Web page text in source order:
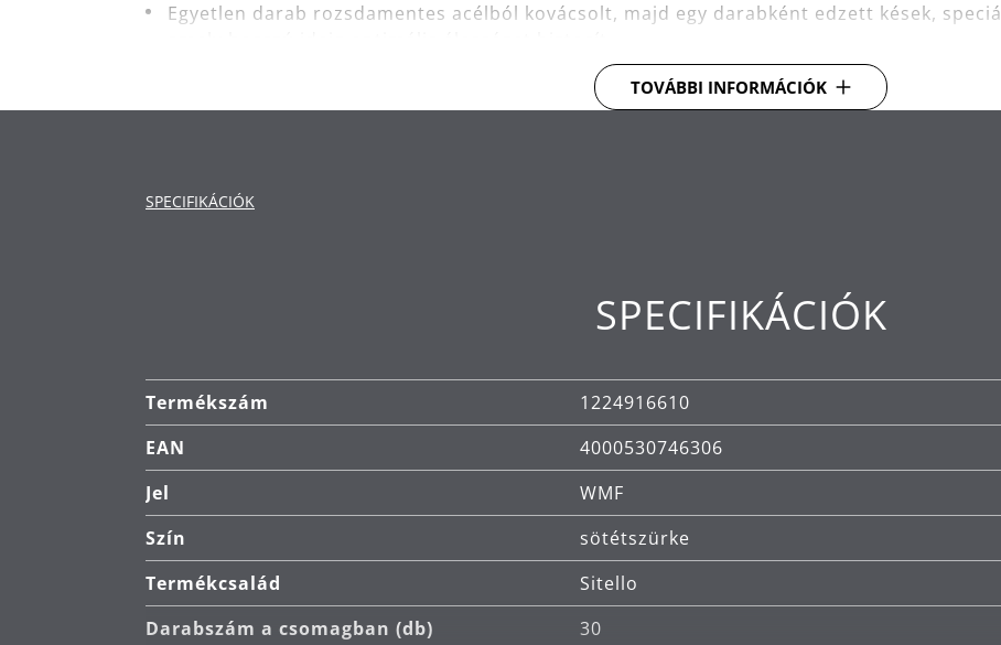
Egyetlen darab rozsdamentes acélból kovácsolt, majd egy darabként edzett kések,
Fényűző evőeszköztartó dobozzal a megbízható és praktikus tároláshoz.
TOVÁBBI INFORMÁCIÓK
SPECIFIKÁCIÓK
SPECIFIKÁCIÓK
Termékszám
1224916610
EAN
4000530746306
Jel
WMF
Szín
sötétszürke
Termékcsalád
Sitello
Darabszám a csomagban (db)
30